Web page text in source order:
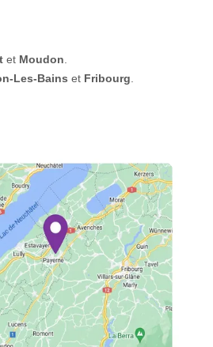
et Moudon
Les-Bains et Fribourg